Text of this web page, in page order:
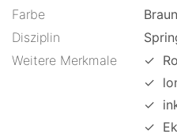
Farbe
Disziplin
Weitere Merkmale
✓
✓
✓
✓